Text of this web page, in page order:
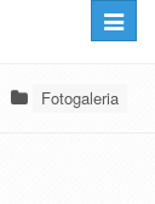
Toggle
Fotogaleria